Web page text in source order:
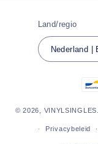
Land/regio
© 2026,
Privacybeleid